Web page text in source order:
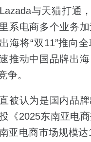
与天猫打通
系电商多个业务
海将“双11”推向
推动中国品牌出
争。
被认为是国内品
《2025东南亚电
亚电商市场规模